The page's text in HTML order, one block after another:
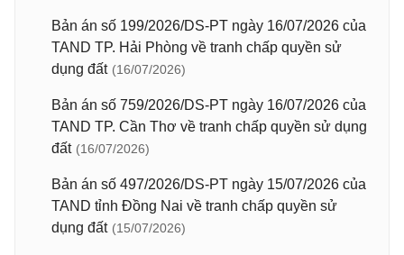
Bản án số 199/2026/DS-PT ngày 16/07/2026 của
TAND TP. Hải Phòng về tranh chấp quyền sử
dụng đất (16/07/2026)
Bản án số 759/2026/DS-PT ngày 16/07/2026 của
TAND TP. Cần Thơ về tranh chấp quyền sử dụng
đất (16/07/2026)
Bản án số 497/2026/DS-PT ngày 15/07/2026 của
TAND tỉnh Đồng Nai về tranh chấp quyền sử
dụng đất (15/07/2026)